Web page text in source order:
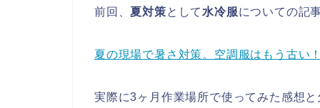
前回、夏対策として 水冷服についての記
夏の現場で暑さ対策。空調服はもう古い
実際に3ヶ月作業場所で使ってみた感想